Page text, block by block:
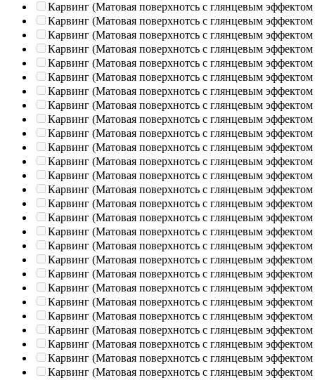
Карвинг (Матовая поверхнотсь с глянцевым эффектом
Карвинг (Матовая поверхнотсь с глянцевым эффектом
Карвинг (Матовая поверхнотсь с глянцевым эффектом
Карвинг (Матовая поверхнотсь с глянцевым эффектом
Карвинг (Матовая поверхнотсь с глянцевым эффектом
Карвинг (Матовая поверхнотсь с глянцевым эффектом
Карвинг (Матовая поверхнотсь с глянцевым эффектом
Карвинг (Матовая поверхнотсь с глянцевым эффектом
Карвинг (Матовая поверхнотсь с глянцевым эффектом
Карвинг (Матовая поверхнотсь с глянцевым эффектом
Карвинг (Матовая поверхнотсь с глянцевым эффектом
Карвинг (Матовая поверхнотсь с глянцевым эффектом
Карвинг (Матовая поверхнотсь с глянцевым эффектом
Карвинг (Матовая поверхнотсь с глянцевым эффектом
Карвинг (Матовая поверхнотсь с глянцевым эффектом
Карвинг (Матовая поверхнотсь с глянцевым эффектом
Карвинг (Матовая поверхнотсь с глянцевым эффектом
Карвинг (Матовая поверхнотсь с глянцевым эффектом
Карвинг (Матовая поверхнотсь с глянцевым эффектом
Карвинг (Матовая поверхнотсь с глянцевым эффектом
Карвинг (Матовая поверхнотсь с глянцевым эффектом
Карвинг (Матовая поверхнотсь с глянцевым эффектом
Карвинг (Матовая поверхнотсь с глянцевым эффектом
Карвинг (Матовая поверхнотсь с глянцевым эффектом
Карвинг (Матовая поверхнотсь с глянцевым эффектом
Карвинг (Матовая поверхнотсь с глянцевым эффектом
Карвинг (Матовая поверхнотсь с глянцевым эффектом